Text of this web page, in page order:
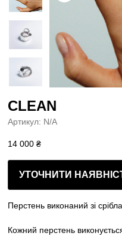
CLEAN
Артикул: N/A
14 000₴
УТОЧНИТИ
Перстень виконаний зі
Кожний перстень